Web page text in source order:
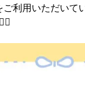
利用いただい